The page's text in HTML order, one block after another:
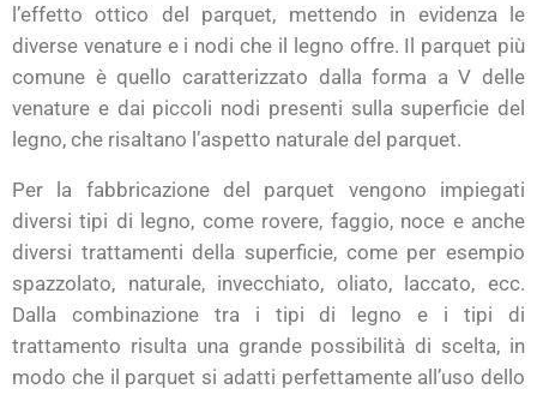
l’effetto ottico del parquet, mettendo in evidenza le
diverse venature e i nodi che il legno offre. Il parquet più
comune è quello caratterizzato dalla forma a V delle
venature e dai piccoli nodi presenti sulla superficie del
legno, che risaltano l’aspetto naturale del parquet.
Per la fabbricazione del parquet vengono impiegati
diversi tipi di legno, come rovere, faggio, noce e anche
diversi trattamenti della superficie, come per esempio
spazzolato, naturale, invecchiato, oliato, laccato, ecc.
Dalla combinazione tra i tipi di legno e i tipi di
trattamento risulta una grande possibilità di scelta, in
modo che il parquet si adatti perfettamente all’uso dello